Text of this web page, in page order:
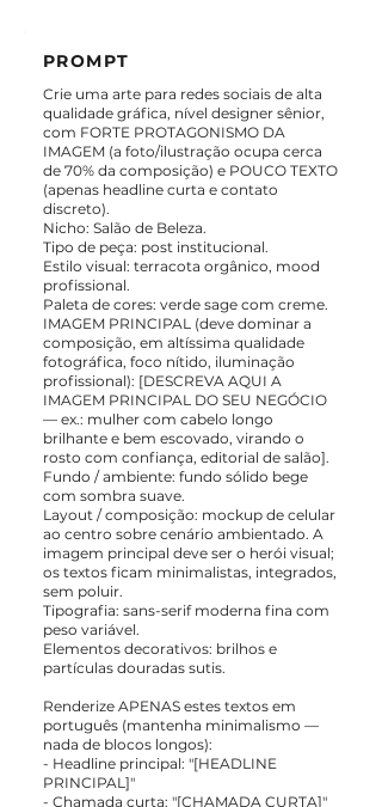
PROMPT
Crie uma arte para redes sociais de alta
qualidade gráfica, nível designer sênior,
com FORTE PROTAGONISMO DA
IMAGEM (a foto/ilustração ocupa cerca
de 70% da composição) e POUCO TEXTO
(apenas headline curta e contato
discreto).
Nicho: Salão de Beleza.
Tipo de peça: post institucional.
Estilo visual: terracota orgânico, mood
profissional.
Paleta de cores: verde sage com creme.
IMAGEM PRINCIPAL (deve dominar a
composição, em altíssima qualidade
fotográfica, foco nítido, iluminação
profissional): [DESCREVA AQUI A
IMAGEM PRINCIPAL DO SEU NEGÓCIO
— ex.: mulher com cabelo longo
brilhante e bem escovado, virando o
rosto com confiança, editorial de salão].
Fundo / ambiente: fundo sólido bege
com sombra suave.
Layout / composição: mockup de celular
ao centro sobre cenário ambientado. A
imagem principal deve ser o herói visual;
os textos ficam minimalistas, integrados,
sem poluir.
Tipografia: sans-serif moderna fina com
peso variável.
Elementos decorativos: brilhos e
partículas douradas sutis.
Renderize APENAS estes textos em
português (mantenha minimalismo —
nada de blocos longos):
- Headline principal: "[HEADLINE
PRINCIPAL]"
- Chamada curta: "[CHAMADA CURTA]"